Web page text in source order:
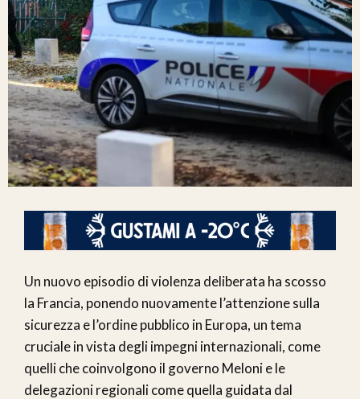
Un nuovo episodio di violenza deliberata ha scosso
la Francia, ponendo nuovamente l’attenzione sulla
sicurezza e l’ordine pubblico in Europa, un tema
cruciale in vista degli impegni internazionali, come
quelli che coinvolgono il governo Meloni e le
delegazioni regionali come quella guidata dal